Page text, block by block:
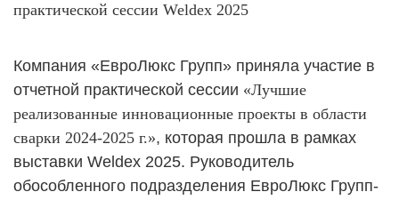
практической сессии Weldex 2025
Компания «ЕвроЛюкс Групп» приняла участие в
отчетной практической сессии «Лучшие
реализованные инновационные проекты в области
сварки 2024-2025 г.», которая прошла в рамках
выставки Weldex 2025. Руководитель
обособленного подразделения ЕвроЛюкс Групп-